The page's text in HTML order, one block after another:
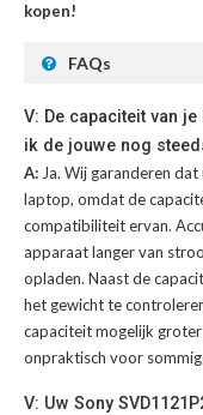
kopen!
FAQs
V: De capaciteit van
ik de jouwe nog
A: Ja. Wij garanderen
laptop, omdat de
compatibiliteit ervan.
apparaat langer van
opladen. Naast de
het gewicht te
capaciteit mogelijk groter
onpraktisch voor
V: Uw Sony